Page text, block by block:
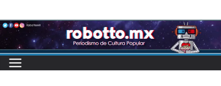
to
content